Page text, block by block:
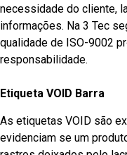
necessidade do cliente,
informações. Na 3 Tec
qualidade de ISO-9002
responsabilidade.
Etiqueta VOID Barra
As etiquetas VOID são
evidenciam se um